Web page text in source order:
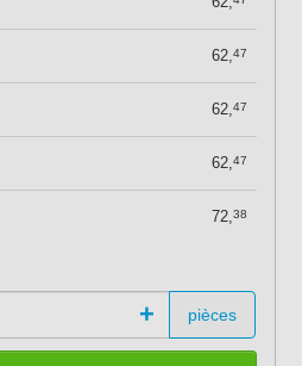
62,47
62,47
62,47
72,38
+ pièces